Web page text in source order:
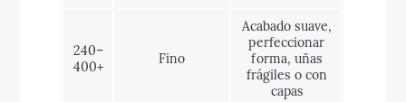
240–
400+
Fino
Acabado suave,
perfeccionar
forma, uñas
frágiles o con
capas